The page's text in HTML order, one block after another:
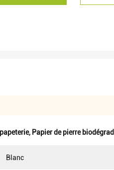
, Papier de pierre
Blanc